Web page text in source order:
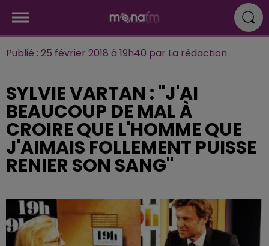
Publié : 25 février 2018 à 19h40 par La rédaction
SYLVIE VARTAN : "J'AI
BEAUCOUP DE MAL À
CROIRE QUE L'HOMME QUE
J'AIMAIS FOLLEMENT PUISSE
RENIER SON SANG"